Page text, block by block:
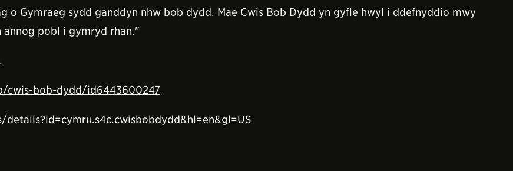
o Gymraeg sydd ganddyn nhw bob dydd. Mae Cwis Bob Dydd yn gyfle hwyl i ddefnyddio mwy
pobl i gymryd rhan."
cwis-bob-dydd/id6443600247